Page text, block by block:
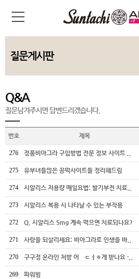
질문게시판
Q&A
질문남겨주시면 답변드리겠습니다.
번호 제목
276 정품비아그라 구입방법 전문 정보 사이트 ..
275 유부녀들많은 꽁떡사이트들 정리해드림
274 시알리스 저용량 매일요법: 발기부전 치료..
273 시알리스 복용 시 나타날 수 있는 부작용
272 Q. 시알리스 5mg 계속 먹으면 치료되나요?
271 사랑을 되살리세요: 비아그라로 인생을 바..
270 구구정 온라인 처방 어ㅤㄷㅓㅎ게 받나요 -..
269 파워빔